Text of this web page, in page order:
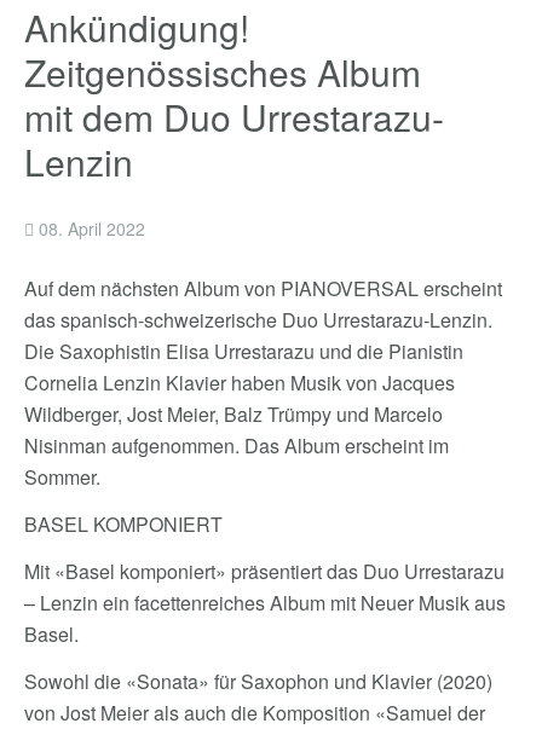
Ankündigung!
Zeitgenössisches Album
mit dem Duo Urrestarazu-
Lenzin
08. April 2022
Auf dem nächsten Album von PIANOVERSAL erscheint
das spanisch-schweizerische Duo Urrestarazu-Lenzin.
Die Saxophistin Elisa Urrestarazu und die Pianistin
Cornelia Lenzin Klavier haben Musik von Jacques
Wildberger, Jost Meier, Balz Trümpy und Marcelo
Nisinman aufgenommen. Das Album erscheint im
Sommer.
BASEL KOMPONIERT
Mit «Basel komponiert» präsentiert das Duo Urrestarazu
– Lenzin ein facettenreiches Album mit Neuer Musik aus
Basel.
Sowohl die «Sonata» für Saxophon und Klavier (2020)
von Jost Meier als auch die Komposition «Samuel der